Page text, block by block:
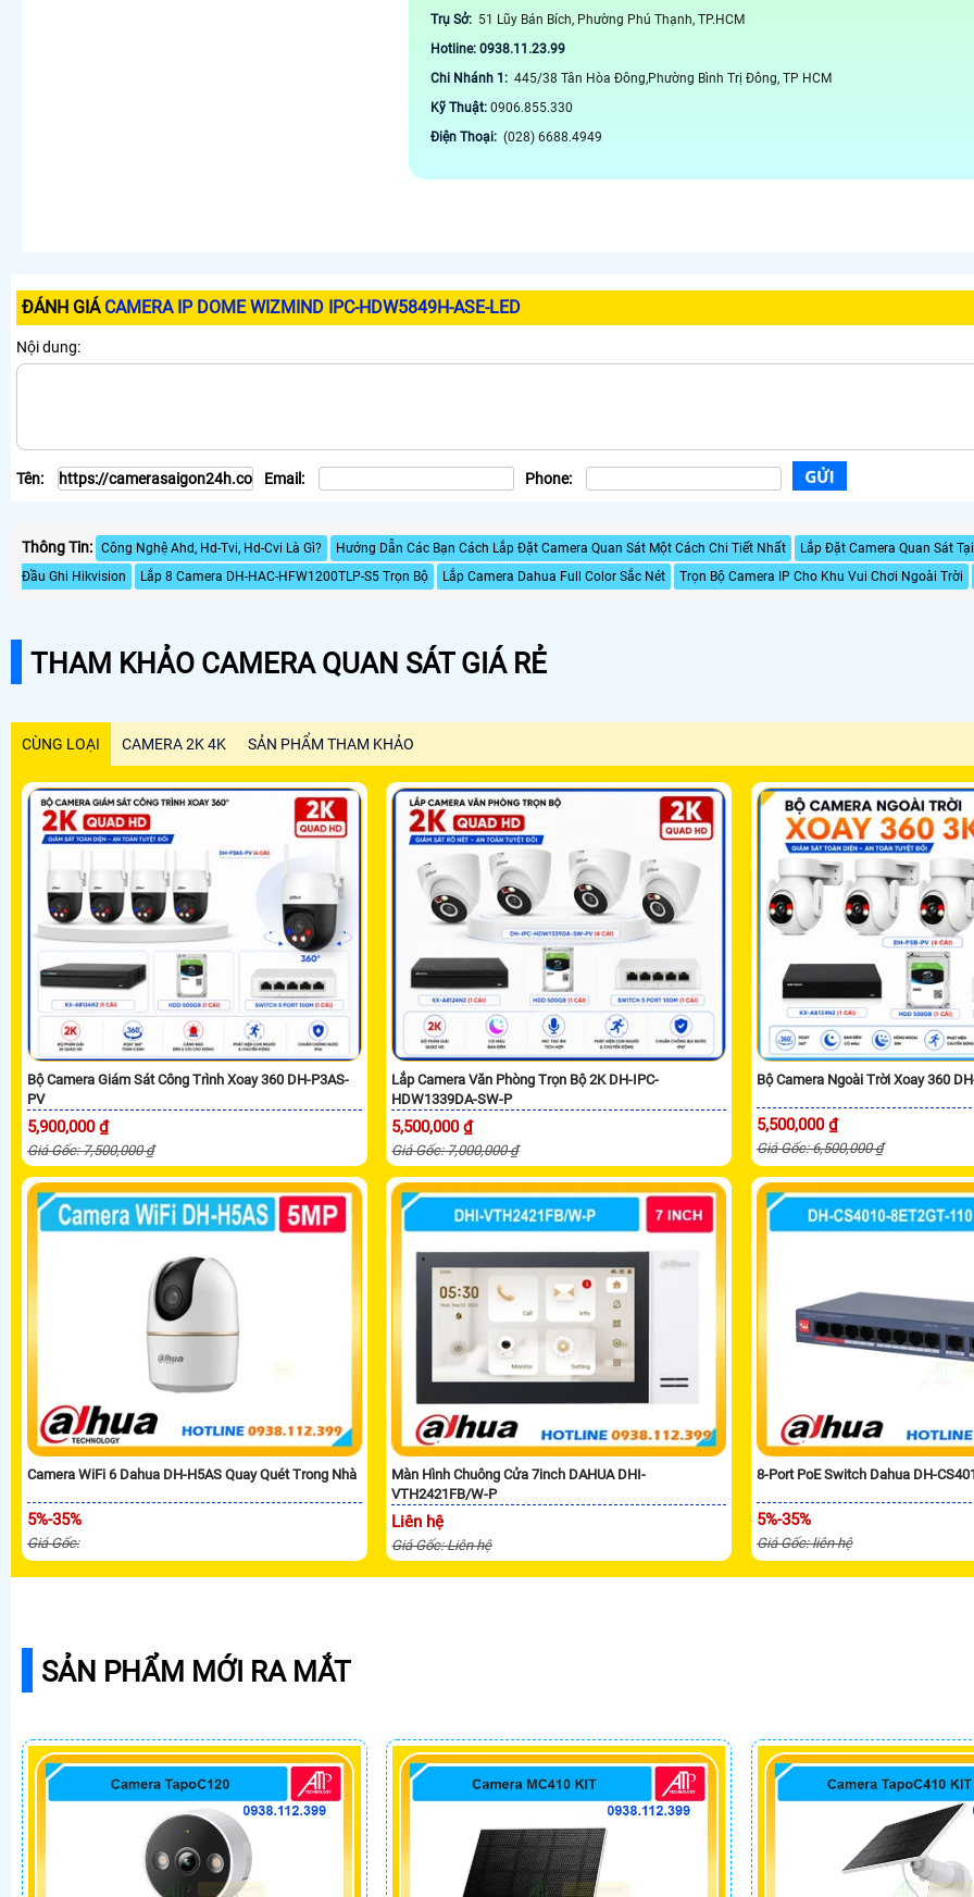
Trụ Sở: 51 Lũy Bán Bích, Phường Phú Thạnh, TP.HCM
Hotline: 0938.11.23.99
Chi Nhánh 1: 445/38 Tân Hòa Đông,Phường Bình Trị Đông, TP HCM
Kỹ Thuật: 0906.855.330
Điện Thoại: (028) 6688.4949
ĐÁNH GIÁ CAMERA IP DOME WIZMIND IPC-HDW5849H-ASE-LED
Nội dung:
Tên: Email: Phone:
Thông Tin: Công Nghệ Ahd, Hd-Tvi, Hd-Cvi Là Gì? Hướng Dẫn Các Bạn Cách Lắp Đặt Camera Quan Sát Một Cách Chi Tiết Nhất Lắp Đặt Camera Quan Sát
Đầu Ghi Hikvision
Lắp 8 Camera DH-HAC-HFW1200TLP-S5 Trọn Bộ Lắp Camera Dahua Full Color Sắc Nét Trọn Bộ Camera IP Cho Khu Vui Chơi Ngoài Trời
THAM KHẢO CAMERA QUAN SÁT GIÁ RẺ
CÙNG LOẠI CAMERA 2K 4K SẢN PHẨM THAM KHẢO
Bộ Camera Giám Sát Công Trình Xoay 360 DH-P3AS-
PV
5,900,000 ₫
Giá Gốc: 7,500,000 ₫
Lắp Camera Văn Phòng Trọn Bộ 2K DH-IPC-
HDW1339DA-SW-P
5,500,000 ₫
Giá Gốc: 7,000,000 ₫
Bộ Camera Ngoài Trời Xoay 360
5,500,000 ₫
Giá Gốc: 6,500,000 ₫
Camera WiFi 6 Dahua DH-H5AS Quay Quét Trong Nhà
5%-35%
Giá Gốc:
Màn Hình Chuông Cửa 7inch DAHUA DHI-
VTH2421FB/W-P
Liên hệ
Giá Gốc: Liên hệ
8-Port PoE Switch Dahua DH-
5%-35%
Giá Gốc: liên hệ
SẢN PHẨM MỚI RA MẮT